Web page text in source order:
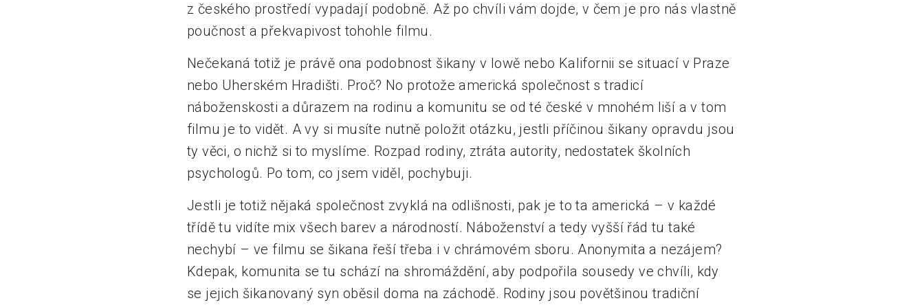
z českého prostředí vypadají podobně. Až po chvíli vám dojde, v čem je pro nás vlastně
poučnost a překvapivost tohohle filmu.
Nečekaná totiž je právě ona podobnost šikany v Iowě nebo Kalifornii se situací v Praze
nebo Uherském Hradišti. Proč? No protože americká společnost s tradicí
náboženskosti a důrazem na rodinu a komunitu se od té české v mnohém liší a v tom
filmu je to vidět. A vy si musíte nutně položit otázku, jestli příčinou šikany opravdu jsou
ty věci, o nichž si to myslíme. Rozpad rodiny, ztráta autority, nedostatek školních
psychologů. Po tom, co jsem viděl, pochybuji.
Jestli je totiž nějaká společnost zvyklá na odlišnosti, pak je to ta americká – v každé
třídě tu vidíte mix všech barev a národností. Náboženství a tedy vyšší řád tu také
nechybí – ve filmu se šikana řeší třeba i v chrámovém sboru. Anonymita a nezájem?
Kdepak, komunita se tu schází na shromáždění, aby podpořila sousedy ve chvíli, kdy
se jejich šikanovaný syn oběsil doma na záchodě. Rodiny jsou povětšinou tradiční